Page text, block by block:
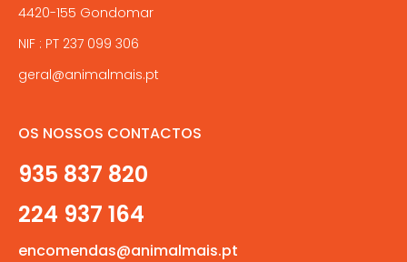
4420-155 Gondomar
NIF : PT 237 099 306
geral@animalmais.pt
OS NOSSOS CONTACTOS
935 837 820
224 937 164
encomendas@animalmais.pt